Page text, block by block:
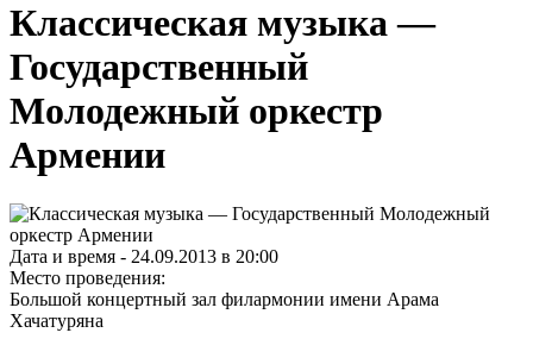
Классическая музыка —
Государственный
Молодежный оркестр
Армении
Дата и время - 24.09.2013 в 20:00
Место проведения:
Большой концертный зал филармонии имени Арама
Хачатуряна